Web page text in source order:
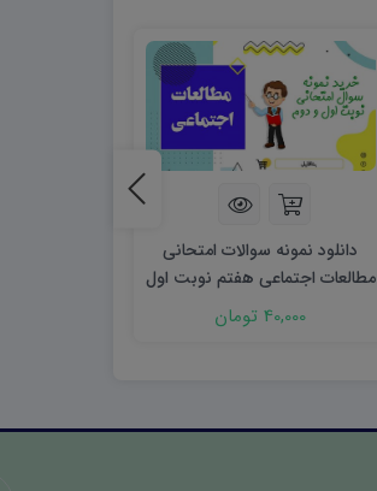
دانلود نمونه سوالات امتحانی
مطالعات اجتماعی هفتم نوبت اول
۱۴۰۳ word
40,000 تومان